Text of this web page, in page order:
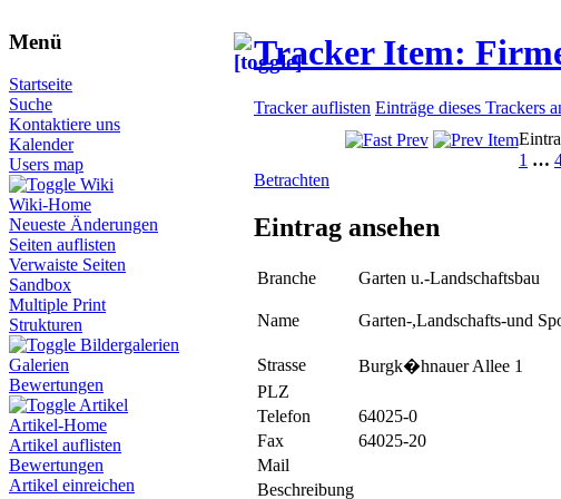
Menü
Startseite
Suche
Kontaktiere uns
Kalender
Users map
Wiki
Wiki-Home
Neueste Änderungen
Seiten auflisten
Verwaiste Seiten
Sandbox
Multiple Print
Strukturen
Bildergalerien
Galerien
Bewertungen
Artikel
Artikel-Home
Artikel auflisten
Bewertungen
Artikel einreichen
Tracker Item:
Tracker auflisten Einträge dieses Trackers
1 …
Betrachten
Eintrag ansehen
Branche Garten u.-Landschaftsbau
Name Garten-,Landschafts-und
Strasse
Burgk�hnauer Allee 1
PLZ
Telefon
64025-0
Fax
64025-20
Mail
Beschreibung